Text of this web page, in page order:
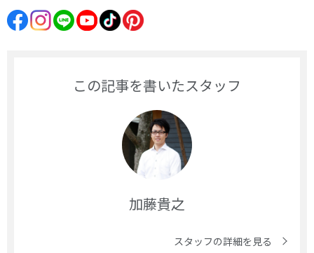
この記事を書いたスタッフ
加藤貴之
スタッフの詳細を見る